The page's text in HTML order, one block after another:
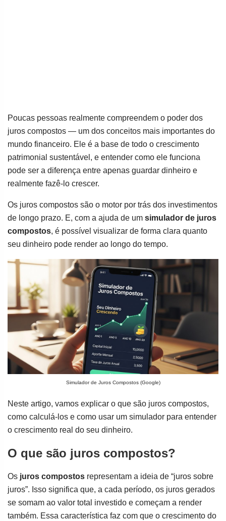
Poucas pessoas realmente compreendem o poder dos
juros compostos — um dos conceitos mais importantes do
mundo financeiro. Ele é a base de todo o crescimento
patrimonial sustentável, e entender como ele funciona
pode ser a diferença entre apenas guardar dinheiro e
realmente fazê-lo crescer.
Os juros compostos são o motor por trás dos investimentos
de longo prazo. E, com a ajuda de um simulador de juros
compostos, é possível visualizar de forma clara quanto
seu dinheiro pode render ao longo do tempo.
Simulador de Juros Compostos (Google)
Neste artigo, vamos explicar o que são juros compostos,
como calculá-los e como usar um simulador para entender
o crescimento real do seu dinheiro.
O que são juros compostos?
Os juros compostos representam a ideia de “juros sobre
juros”. Isso significa que, a cada período, os juros gerados
se somam ao valor total investido e começam a render
também. Essa característica faz com que o crescimento do